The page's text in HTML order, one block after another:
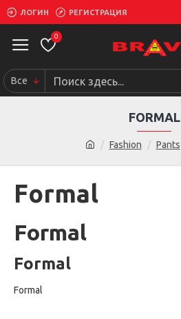
ЛОГИН РЕГИСТРАЦИЯ
0
Все
Fashion Pants
FORMAL
Formal
Formal
Formal
Formal